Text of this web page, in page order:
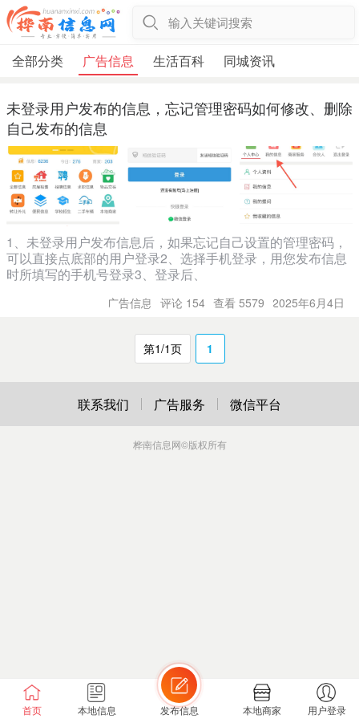
输入关键词搜索
全部分类 广告信息 生活百科 同城资讯
未登录用户发布的信息，忘记管理密码如何修改、删除
自己发布的信息
1、未登录用户发布信息后，如果忘记自己设置的管理密码，
可以直接点底部的用户登录2、选择手机登录，用您发布信息
时所填写的手机号登录3、登录后、
广告信息 评论 154 查看 5579 2025年6月4日
第1/1页 1
首页 本地信息 发布信息 本地商家 用户登录
联系我们 广告服务 微信平台
桦南信息网©版权所有